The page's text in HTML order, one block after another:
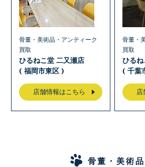
骨董・美術品・アンティーク
買取
ひるねこ堂 二又瀬店
( 福岡市東区 )
店舗情報はこちら
骨董・
買取
ひる
( 千葉
店
骨董・美術品